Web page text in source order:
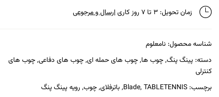
زمان تحویل: ۳ تا ۷ روز کاری
ارسال و مرجوعی
شناسه محصول: نامعلوم
دسته: پینگ پنگ,چوب ها,چوب های حمله ای,چوب های دفاعی,چوب های
کنترلی
برچسب:
Blade,TABLETENNIS
,باترفلای,چوب, رویه پینگ پنگ